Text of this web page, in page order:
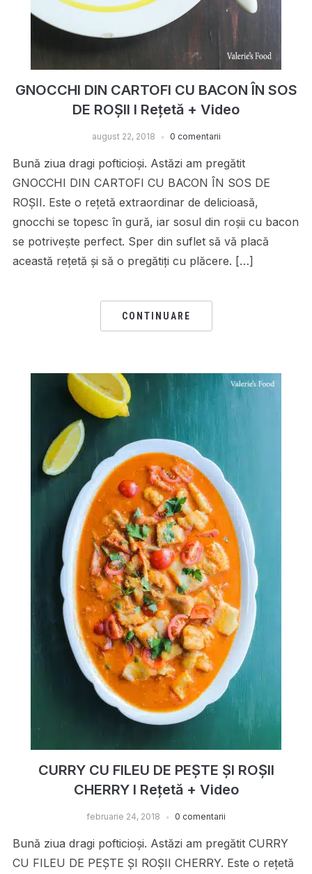
GNOCCHI DIN CARTOFI CU BACON ÎN SOS
DE ROȘII I Rețetă + Video
august 22, 2018 0 comentarii
Bună ziua dragi pofticioși. Astăzi am pregătit
GNOCCHI DIN CARTOFI CU BACON ÎN SOS DE
ROȘII. Este o rețetă extraordinar de delicioasă,
gnocchi se topesc în gură, iar sosul din roșii cu bacon
se potrivește perfect. Sper din suflet să vă placă
această rețetă și să o pregătiți cu plăcere. […]
CONTINUARE
CURRY CU FILEU DE PEȘTE ȘI ROȘII
CHERRY I Rețetă + Video
februarie 24, 2018 0 comentarii
Bună ziua dragi pofticioși. Astăzi am pregătit CURRY
CU FILEU DE PEȘTE ȘI ROȘII CHERRY. Este o rețetă